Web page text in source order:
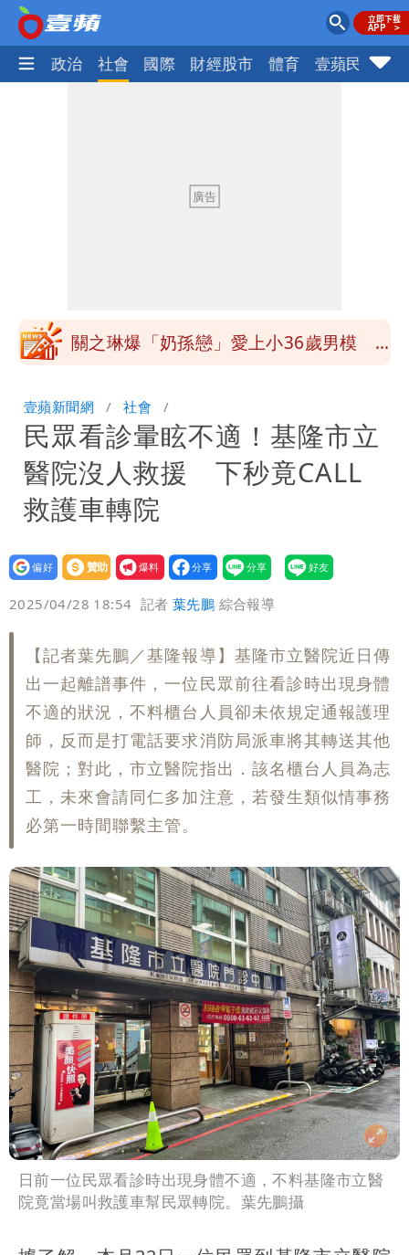
生活 政治 社會 國際 財經股市 體育 壹蘋民調
影曝 網驚覺不對
泰國校園爆槍響！2師中彈亡20人傷 槍
高
關之琳爆「奶孫戀」愛上小36歲男模
驚：戰局變五五波
兆基風暴｜前董座李建成遭檢調約談！最
快今晚移送
明金成離世留下雙胞胎 4歲兒與老師一
段對話催淚！
蔣萬安民調只贏5％「現任優勢去哪？」
她嘆：真的該緊張
慈濟遭詐10.6億！網紅揪聲明「疑點重
重」 1細節避而不談
97萬網紅「肥大叔」驚傳猝逝！最後身
影曝 網驚覺不對
泰國校園爆槍響！2師中彈亡20人傷 槍
手疑學生
壹蘋新聞網 社會
民眾看診暈眩不適！基隆市立
醫院沒人救援 下秒竟CALL
救護車轉院
設為
贊助
我要
爆料
2025/04/28 18:54 記者葉先鵬 綜合報導
【記者葉先鵬／基隆報導】基隆市立醫院近日傳
出一起離譜事件，一位民眾前往看診時出現身體
不適的狀況，不料櫃台人員卻未依規定通報護理
師，反而是打電話要求消防局派車將其轉送其他
醫院；對此，市立醫院指出．該名櫃台人員為志
工，未來會請同仁多加注意，若發生類似情事務
必第一時間聯繫主管。
日前一位民眾看診時出現身體不適，不料基隆市立醫
院竟當場叫救護車幫民眾轉院。葉先鵬攝